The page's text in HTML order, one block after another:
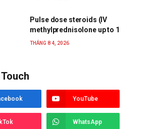
Pulse dose steroids (IV
methylprednisolone up to 1
THÁNG 8 4, 2026
YouTube
WhatsApp